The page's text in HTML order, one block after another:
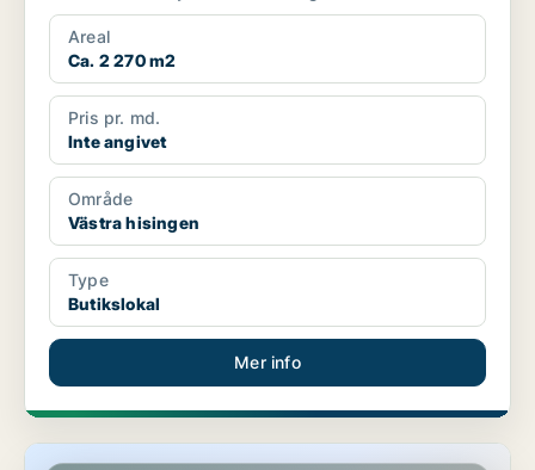
Areal
Ca. 2 270 m2
Pris pr. md.
Inte angivet
Område
Västra hisingen
Type
Butikslokal
Mer info
Butikslokal i Västra hisingen